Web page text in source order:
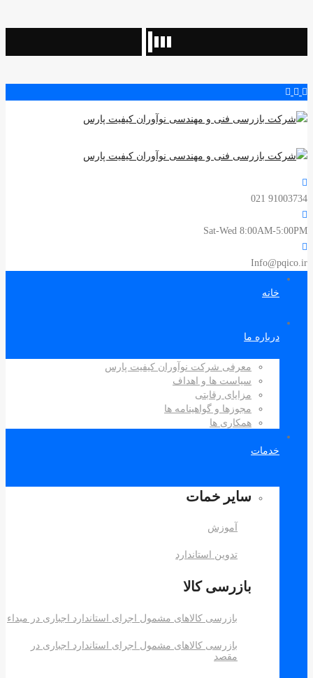
91003734 021
Sat-Wed 8:00AM-5:00PM
Info@pqico.ir
خانه
درباره ما
معرفی شرکت نوآوران کیفیت پارس
سیاست ها و اهداف
مزایای رقابتی
مجوزها و گواهینامه ها
همکاری ها
خدمات
سایر خمات
آموزش
تدوین استاندارد
بازرسی کالا
بازرسی کالاهای مشمول اجرای استاندارد اجباری در مبداء
بازرسی کالاهای مشمول اجرای استاندارد اجباری در
مقصد